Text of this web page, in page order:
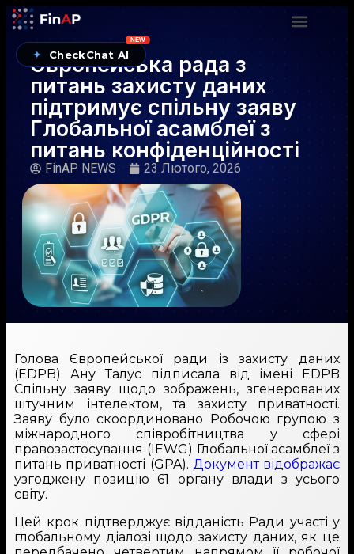
✦ CheckChat AI
NEW
Європейська рада з
питань захисту даних
підтримує спільну заяву
Глобальної асамблеї з
питань конфіденційності
FinAP NEWS 23 Лютого, 2026
Голова Європейської ради із захисту даних
(EDPB) Ану Талус підписала від імені EDPB
Спільну заяву щодо зображень, згенерованих
штучним інтелектом, та захисту приватності.
Заяву було скоординовано Робочою групою з
міжнародного співробітництва у сфері
правозастосування (IEWG) Глобальної асамблеї з
питань приватності (GPA). Документ відображає
узгоджену позицію 61 органу влади з усього
світу.
Цей крок підтверджує відданість Ради участі у
глобальному діалозі щодо захисту даних, як це